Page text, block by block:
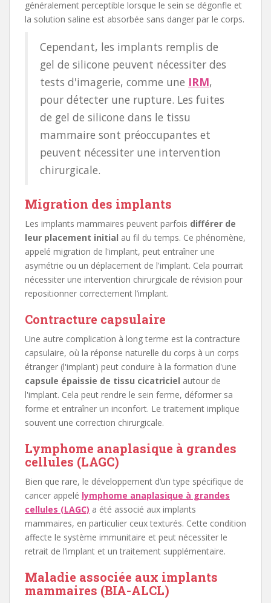
généralement perceptible lorsque le sein se dégonfle et
la solution saline est absorbée sans danger par le corps.
Cependant, les implants remplis de
gel de silicone peuvent nécessiter des
tests d'imagerie, comme une IRM,
pour détecter une rupture. Les fuites
de gel de silicone dans le tissu
mammaire sont préoccupantes et
peuvent nécessiter une intervention
chirurgicale.
Migration des implants
Les implants mammaires peuvent parfois différer de
leur placement initial au fil du temps. Ce phénomène,
appelé migration de l'implant, peut entraîner une
asymétrie ou un déplacement de l'implant. Cela pourrait
nécessiter une intervention chirurgicale de révision pour
repositionner correctement l’implant.
Contracture capsulaire
Une autre complication à long terme est la contracture
capsulaire, où la réponse naturelle du corps à un corps
étranger (l'implant) peut conduire à la formation d'une
capsule épaissie de tissu cicatriciel autour de
l'implant. Cela peut rendre le sein ferme, déformer sa
forme et entraîner un inconfort. Le traitement implique
souvent une correction chirurgicale.
Lymphome anaplasique à grandes
cellules (LAGC)
Bien que rare, le développement d’un type spécifique de
cancer appelé lymphome anaplasique à grandes
cellules (LAGC) a été associé aux implants
mammaires, en particulier ceux texturés. Cette condition
affecte le système immunitaire et peut nécessiter le
retrait de l’implant et un traitement supplémentaire.
Maladie associée aux implants
mammaires (BIA-ALCL)